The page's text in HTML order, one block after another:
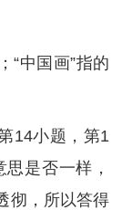
“中国画”指的
14小题，第1
是否一样，
彻，所以答得